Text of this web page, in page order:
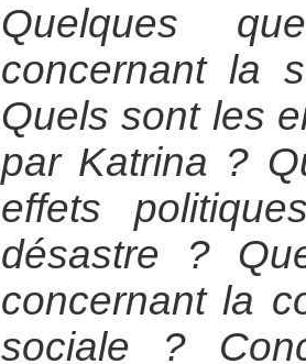
Quelques
concernant la
Quels sont les
par Katrina ?
effets
désastre ?
concernant la
sociale ?